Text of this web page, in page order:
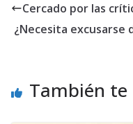
Cercado por las
¿Necesita excusarse
También